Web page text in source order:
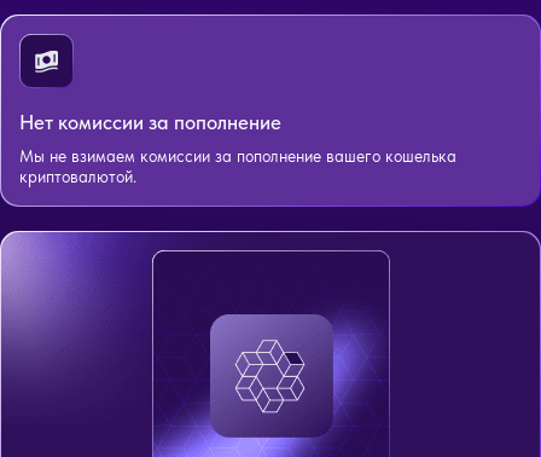
Нет комиссии за пополнение
Мы не взимаем комиссии за пополнение вашего кошелька
криптовалютой.